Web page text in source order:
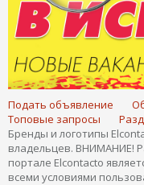
Подать объявление
Топовые запросы
Бренды и логотипы
владельцев. ВНИМАНИЕ!
портале Elcontacto
всеми условиями